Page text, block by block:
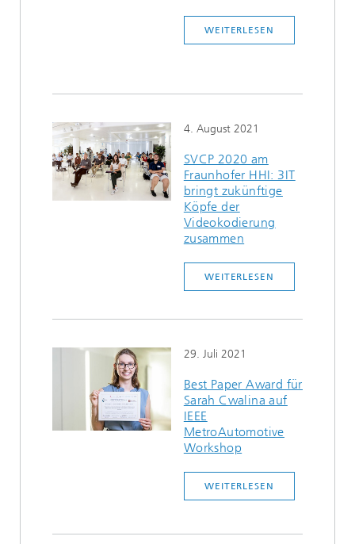
WEITERLESEN
4. August 2021
SVCP 2020 am
Fraunhofer HHI: 3IT
bringt zukünftige
Köpfe der
Videokodierung
zusammen
WEITERLESEN
29. Juli 2021
Best Paper Award für
Sarah Cwalina auf
IEEE
MetroAutomotive
Workshop
WEITERLESEN